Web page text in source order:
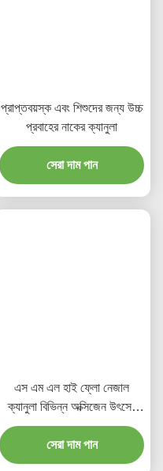
প্রাপ্তবয়স্ক এবং শিশুদের জন্য উচ্চ
প্রবাহের নাকের ক্যানুলা
সেরা দাম পান
এস এম এল হাই ফ্লো নেজাল
ক্যানুলা বিভিন্ন অক্সিজেন উৎসের
সাথে সামঞ্জস্যপূর্ণ ভেন্টিলেটর গ্যারান্টি
পিরিয়ড পাঁচ বছর অক্সিজেন থেরাপি
ডিভাইস
সেরা দাম পান